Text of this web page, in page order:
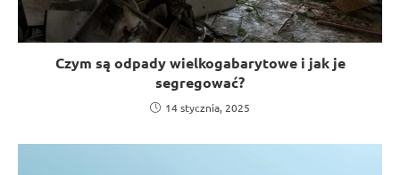
Czym są odpady wielkogabarytowe i jak je
segregować?
14 stycznia, 2025